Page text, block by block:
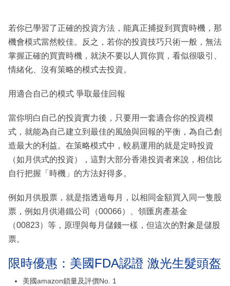
若你已學習了正確的投資方法，能真正捕捉到買賣時機，那
機會模式當然較佳。反之，若你的投資技巧只術一般，無法
掌握正確的買賣時機，就決不要以人買你買，看似很吸引、
情緒化、沒有策略的模式去投資。
用適合自己的模式 爭取最佳回報
當你明白自己的投資實力後，只要用一套適合你的投資模
式，就能為自己建立到最佳的風險與回報的平衡，為自己創
造最大的利益。在策略模式中，較易運用的就是定時投資
（如月供式的投資），這對大部分香港投資者來說，相信比
自行把握「時機」的方法好得多。
例如月供股票，就是指透過每月，以相同金額買入同一隻股
票，例如月供港鐵公司（00066）、領匯房產基金
（00823）等，原理與每月儲錢一樣，但這次的對象是儲股
票。
限時優惠：美國FDA認證 激光生髮頭盔
美國amazon鎖量及評價No. 1